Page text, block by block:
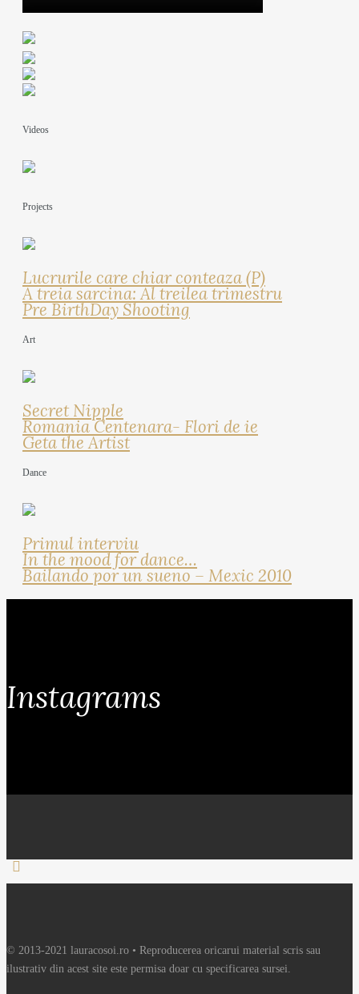
Videos
Projects
Lucrurile care chiar conteaza (P)
A treia sarcina: Al treilea trimestru
Pre BirthDay Shooting
Art
Secret Nipple
Romania Centenara- Flori de ie
Geta the Artist
Dance
Primul interviu
In the mood for dance…
Bailando por un sueno – Mexic 2010
Instagrams
© 2013-2021 lauracosoi.ro • Reproducerea oricarui material scris sau
ilustrativ din acest site este permisa doar cu specificarea sursei.